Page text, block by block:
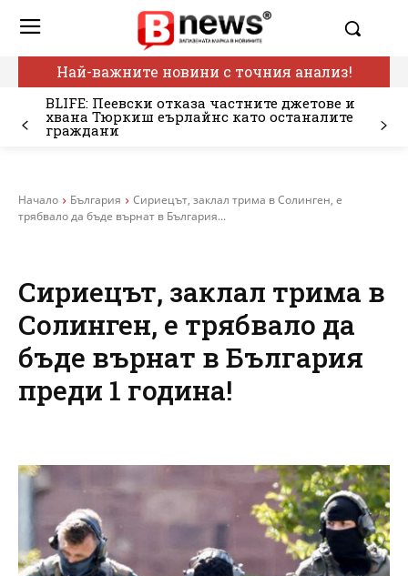
Най-важните новини с точния анализ!
BLIFE: Пеевски отказа частните джетове и
хвана Тюркиш еърлайнс като останалите
граждани
Начало България
Сириецът, заклал трима в Солинген, е
трябвало да бъде върнат в България...
Сириецът, заклал трима в
Солинген, е трябвало да
бъде върнат в България
преди 1 година!